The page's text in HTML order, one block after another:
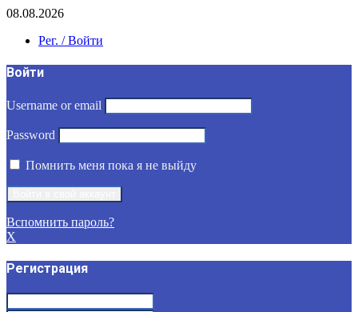
08.08.2026
Рег. / Войти
Войти
Username or email
Password
Помнить меня пока я не выйду
Вспомнить пароль?
X
Регистрация